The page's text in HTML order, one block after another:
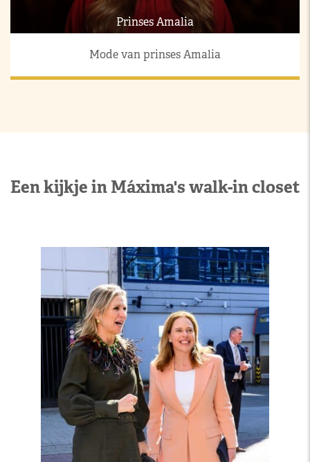
Prinses Amalia
Mode van prinses Amalia
Een kijkje in Máxima's walk-in closet